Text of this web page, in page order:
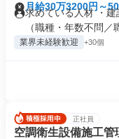
月給30万3200円～
求めている人材 ・
（職種・年数不問／
業界未経験歓迎 +30個
正社員
空調衛生設備施工管